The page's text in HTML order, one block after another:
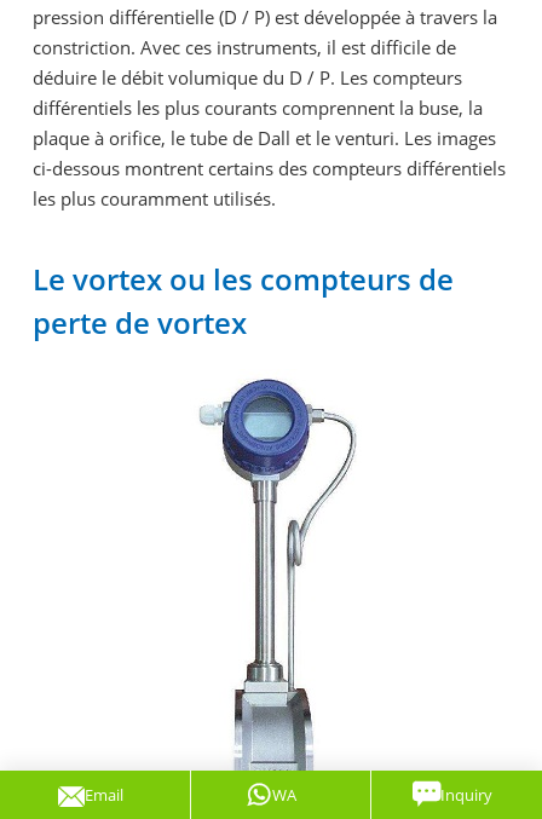
pression différentielle (D / P) est développée à travers la
constriction. Avec ces instruments, il est difficile de
déduire le débit volumique du D / P. Les compteurs
différentiels les plus courants comprennent la buse, la
plaque à orifice, le tube de Dall et le venturi. Les images
ci-dessous montrent certains des compteurs différentiels
les plus couramment utilisés.
Le vortex ou les compteurs de
perte de vortex
Email WA Inquiry